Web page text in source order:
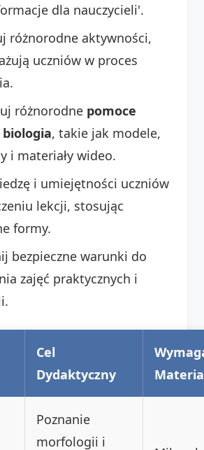
dla nauczycieli'.
różnorodne aktywności,
uczniów w proces
różnorodne pomoce
, takie jak modele,
i materiały wideo.
i umiejętności uczniów
lekcji, stosując
formy.
bezpieczne warunki do
zajęć praktycznych i
Cel
Dydaktyczny
Poznanie
morfologii i